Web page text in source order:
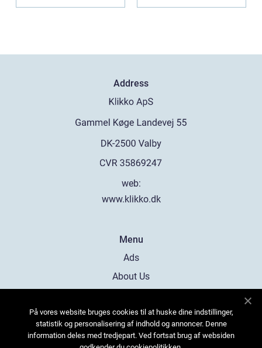
Address
web:
www.klikko.dk
Menu
Ads
About Us
Contact
Sitemap
På vores website bruges cookies til at huske dine indstillinger,
statistik og personalisering af indhold og annoncer. Denne
information deles med tredjepart. Ved fortsat brug af websiden